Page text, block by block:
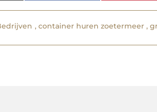
,container huren zoetermeer ,